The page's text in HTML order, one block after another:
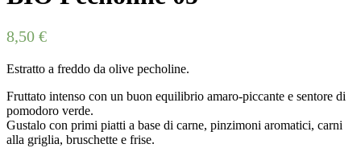
8,50 €
Estratto a freddo da olive pecholine.
Fruttato intenso con un buon equilibrio amaro-piccante e sentore di
pomodoro verde.
Gustalo con primi piatti a base di carne, pinzimoni aromatici, carni
alla griglia, bruschette e frise.